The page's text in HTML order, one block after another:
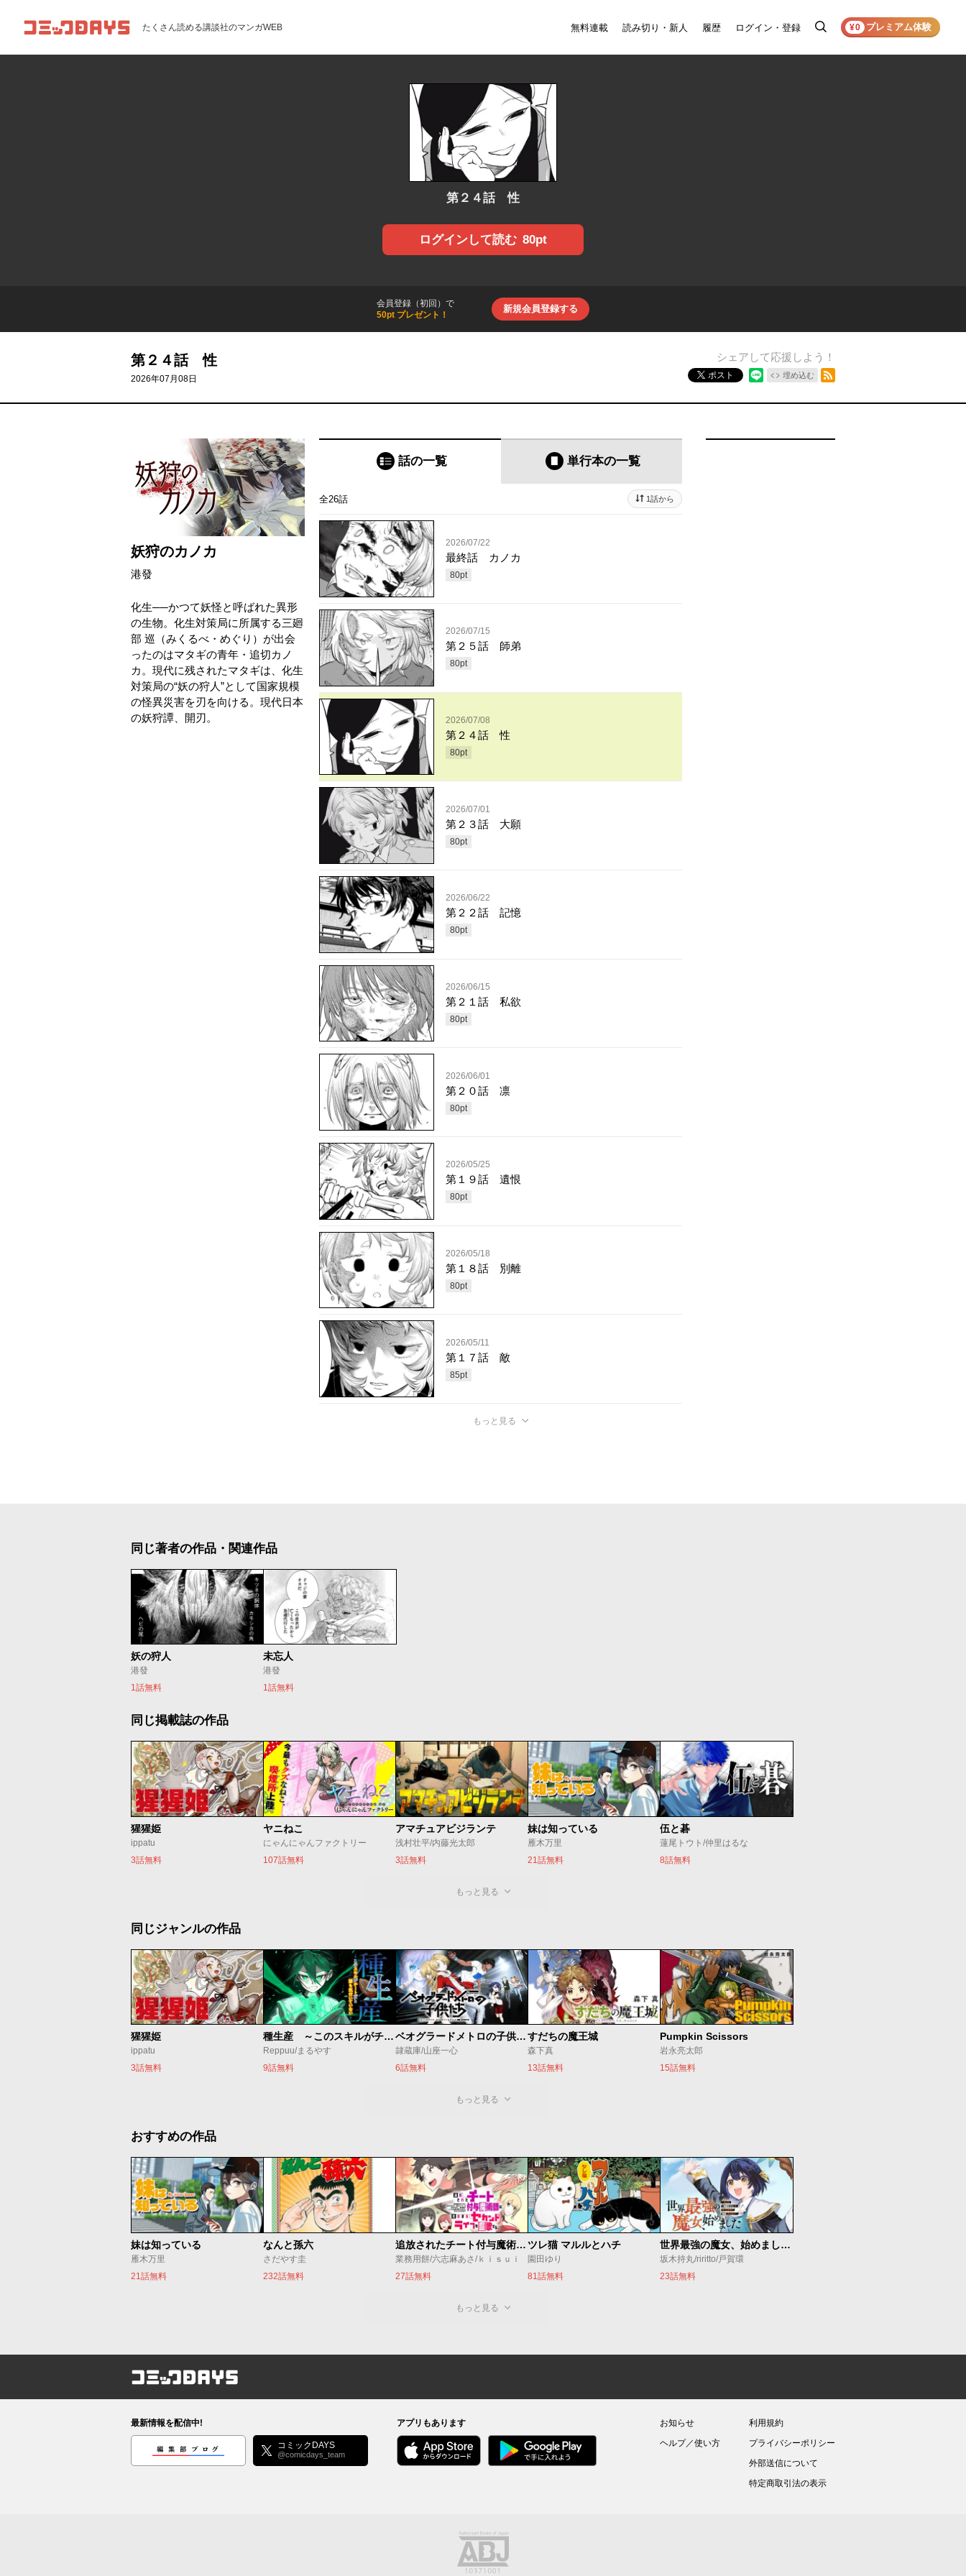
コミックDAYS たくさん読める講談社のマンガWEB 無料連載 読み切り・新人 履歴 ログイン・登録
検
¥0 プレミアム体験
第２４話 性
ログインして読む 80pt
会員登録（初回）で
50pt プレゼント！
新規会員登録する
第２４話 性
2026年07月08日
シェアして応援しよう！
ポスト 埋め込む
妖狩のカノカ
港發
化生──かつて妖怪と呼ばれた異形
の生物。化生対策局に所属する三廻
部 巡（みくるべ・めぐり）が出会
ったのはマタギの青年・追切カノ
カ。現代に残されたマタギは、化生
対策局の“妖の狩人”として国家規模
の怪異災害を刃を向ける。現代日本
の妖狩譚、開刃。
話の一覧 単行本の一覧
全26話 1話から
2026/07/22
最終話 カノカ
80pt
2026/07/15
第２５話 師弟
80pt
2026/07/08
第２４話 性
80pt
2026/07/01
第２３話 大願
80pt
2026/06/22
第２２話 記憶
80pt
2026/06/15
第２１話 私欲
80pt
2026/06/01
第２０話 凛
80pt
2026/05/25
第１９話 遺恨
80pt
2026/05/18
第１８話 別離
80pt
2026/05/11
第１７話 敵
85pt
もっと見る
同じ著者の作品・関連作品
妖の狩人
港發
1話無料
未忘人
港發
1話無料
同じ掲載誌の作品
猩猩姫
ippatu
3話無料
ヤニねこ
にゃんにゃんファクトリー
107話無料
アマチュアビジランテ
浅村壮平/内藤光太郎
3話無料
妹は知っている
雁木万里
21話無料
伍と碁
蓮尾トウト/仲里はるな
8話無料
もっと見る
同じジャンルの作品
猩猩姫
ippatu
3話無料
種生産 ～このスキルがチートだとまだ誰も気付いていない～
Reppuu/まるやす
9話無料
ベオグラードメトロの子供たち
隷蔵庫/山座一心
6話無料
すだちの魔王城
森下真
13話無料
Pumpkin Scissors
岩永亮太郎
15話無料
もっと見る
おすすめの作品
妹は知っている
雁木万里
21話無料
なんと孫六
さだやす圭
232話無料
追放されたチート付与魔術師は気ままなセカンドライフを謳歌する。 ～俺は武器だけじゃなく、あらゆるものに『強化ポイント』を付与できるし、俺の意思でいつでも効果を解除できるけど、残った人たち大丈夫？～
業務用餅/六志麻あさ/ｋｉｓｕｉ
27話無料
ツレ猫 マルルとハチ
園田ゆり
81話無料
世界最強の魔女、始めました ～私だけ『攻略サイト』を見れる世界で自由に生きます～
坂木持丸/riritto/戸賀環
23話無料
もっと見る
コミックDAYS
最新情報を配信中!
編集部ブログ コミックDAYS
@comicdays_team
アプリもあります
お知らせ
ヘルプ／使い方
利用規約
プライバシーポリシー
外部送信について
特定商取引法の表示